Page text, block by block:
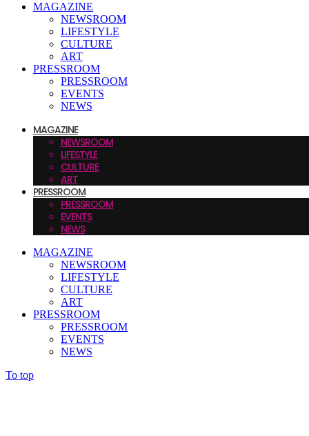
MAGAZINE
NEWSROOM
LIFESTYLE
CULTURE
ART
PRESSROOM
PRESSROOM
EVENTS
NEWS
MAGAZINE
NEWSROOM
LIFESTYLE
CULTURE
ART
PRESSROOM
PRESSROOM
EVENTS
NEWS
MAGAZINE
NEWSROOM
LIFESTYLE
CULTURE
ART
PRESSROOM
PRESSROOM
EVENTS
NEWS
To top